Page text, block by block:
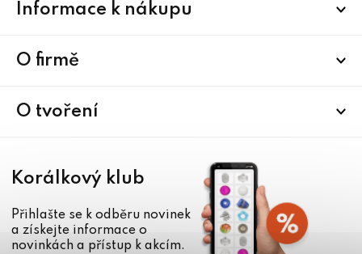
Informace k nákupu
O firmě
O tvoření
Korálkový klub
Přihlašte se k odběru novinek
a získejte informace o
novinkách a přístup k akcím.